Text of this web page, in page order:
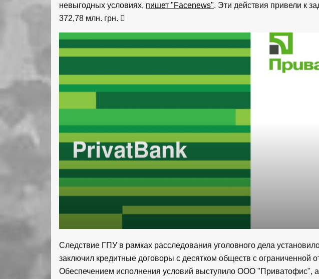
невыгодных условиях, пишет "Facenews". Эти действия привели к
372,78 млн. грн.
Следствие ГПУ в рамках расследования уголовного дела
заключил кредитные договоры с десятком обществ с ограниченной
Обеспечением исполнения условий выступило ООО "Приватофис",